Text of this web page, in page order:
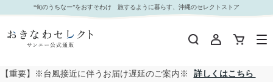
【送料無料】形態安定 ハンドペイントプランツ柄 かりゆしウェアP1025-18L L｜おきなわセレ
クト サンエー公式通販
“旬のうちなー”をおすそわけ 旅するように暮らす、沖縄のセレクトストア
【重要】※台風接近に伴うお届け遅延のご案内※
詳しくはこちら